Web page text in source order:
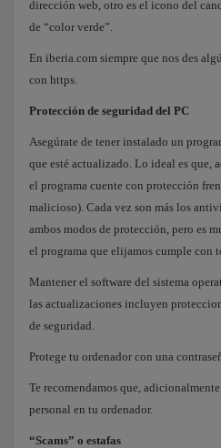
dirección web, otro es el icono del
de “color verde”.
En iberia.com siempre que nos des
con https.
Protección de seguridad del PC
Asegúrate de tener instalado un
que esté actualizado. Lo ideal es que,
el programa cuente con protección
malicioso). Cada vez son más los
ambos modos de protección, pero es
el programa que elijamos cumple con
Mantener el software del sistema
las actualizaciones incluyen
de seguridad.
Protege tu ordenador con una
Te recomendamos que,
personal en tu ordenador.
“Scams” o estafas